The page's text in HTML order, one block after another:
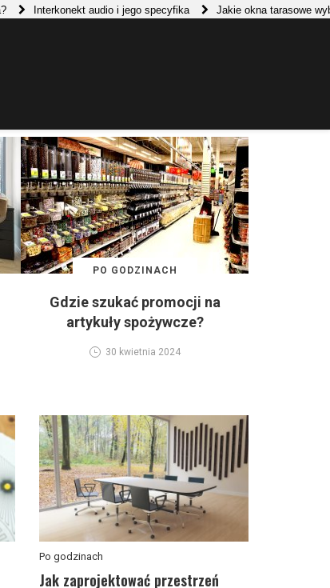
Interkonekt audio i jego specyfika
Jakie okna tarasowe wybrać
PO GODZINACH
Gdzie szukać promocji na
artykuły spożywcze?
30 kwietnia 2024
Po godzinach
Jak zaprojektować przestrzeń